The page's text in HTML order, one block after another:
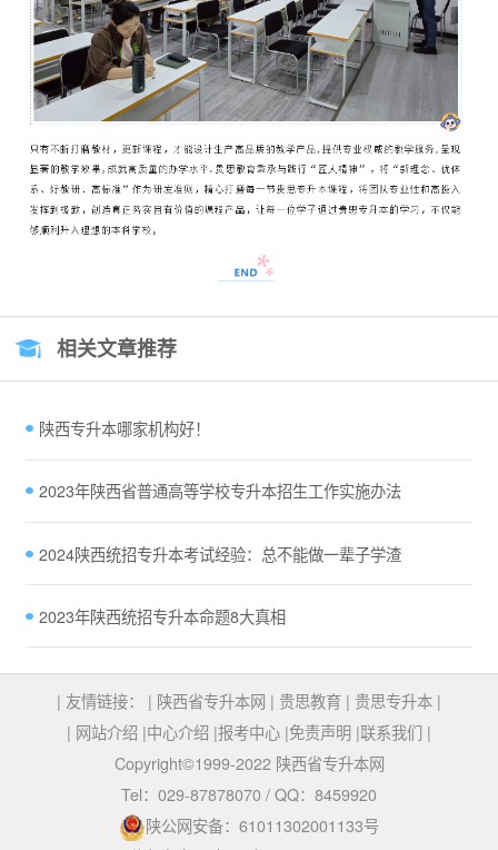
相关文章推荐
陕西专升本哪家机构好！
2023年陕西省普通高等学校专升本招生工作实施办法
2024陕西统招专升本考试经验：总不能做一辈子学渣
2023年陕西统招专升本命题8大真相
| 友情链接： | 陕西省专升本网 | 贵思教育 | 贵思专升本 |
| 网站介绍 |中心介绍 |报考中心 |免责声明 |联系我们 |
Copyright©1999-2022 陕西省专升本网
Tel：029-87878070 / QQ：8459920
陕公网安备：61011302001133号